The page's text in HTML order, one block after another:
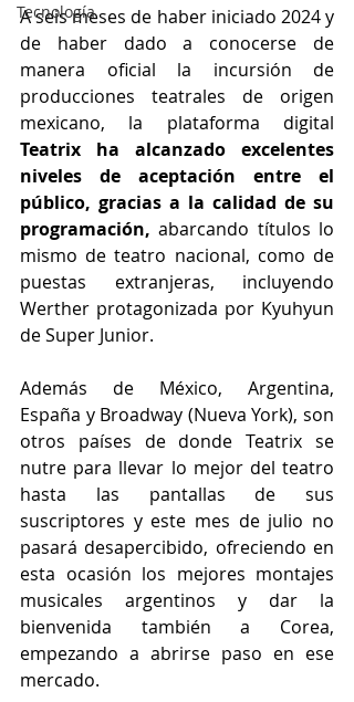
Tecnología
A seis meses de haber iniciado 2024 y
de haber dado a conocerse de
manera oficial la incursión de
producciones teatrales de origen
mexicano, la plataforma digital
Teatrix ha alcanzado excelentes
niveles de aceptación entre el
público, gracias a la calidad de su
programación, abarcando títulos lo
mismo de teatro nacional, como de
puestas extranjeras, incluyendo
Werther protagonizada por Kyuhyun
de Super Junior.
Además de México, Argentina,
España y Broadway (Nueva York), son
otros países de donde Teatrix se
nutre para llevar lo mejor del teatro
hasta las pantallas de sus
suscriptores y este mes de julio no
pasará desapercibido, ofreciendo en
esta ocasión los mejores montajes
musicales argentinos y dar la
bienvenida también a Corea,
empezando a abrirse paso en ese
mercado.